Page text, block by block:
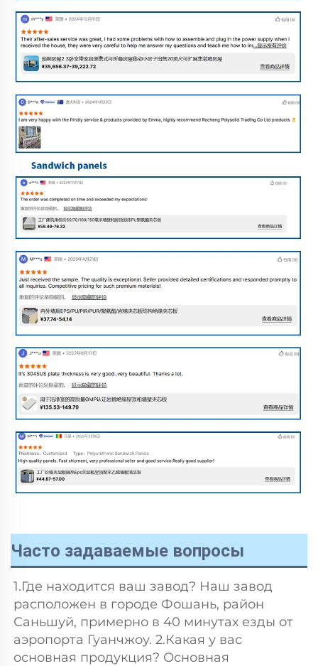
Часто задаваемые вопросы
1.Где находится ваш завод? Наш завод
расположен в городе Фошань, район
Саньшуй, примерно в 40 минутах езды от
аэропорта Гуанчжоу. 2.Какая у вас
основная продукция? Основная